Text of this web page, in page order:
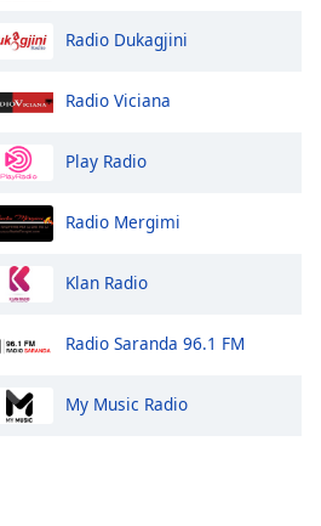
Radio Dukagjini
Radio Viciana
Play Radio
Radio Mergimi
Klan Radio
Radio Saranda 96.1 FM
My Music Radio